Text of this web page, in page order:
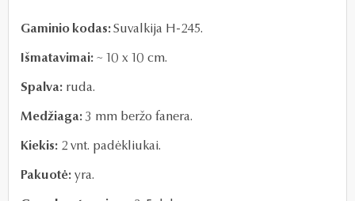
Gaminio kodas:Suvalkija H-245.
Išmatavimai: ~ 10 x 10 cm.
Spalva: ruda.
Medžiaga: 3 mm beržo fanera.
Kiekis: 2 vnt. padėkliukai.
Pakuotė: yra.